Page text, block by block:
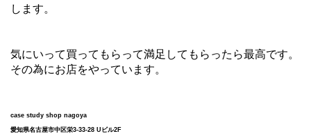
します。
気にいって買ってもらって満足してもらったら最高です。
その為にお店をやっています。
case study shop nagoya
愛知県名古屋市中区栄3-33-28 Uビル2F